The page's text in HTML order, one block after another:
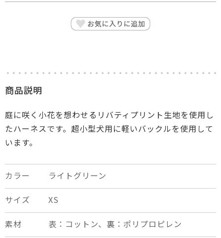
商品説明
庭に咲く小花を想わせるリバティプリント生地を使用し
たハーネスです。超小型犬用に軽いバックルを使用して
います。
カラー ライトグリーン
サイズ XS
素材 表：コットン、裏：ポリプロピレン